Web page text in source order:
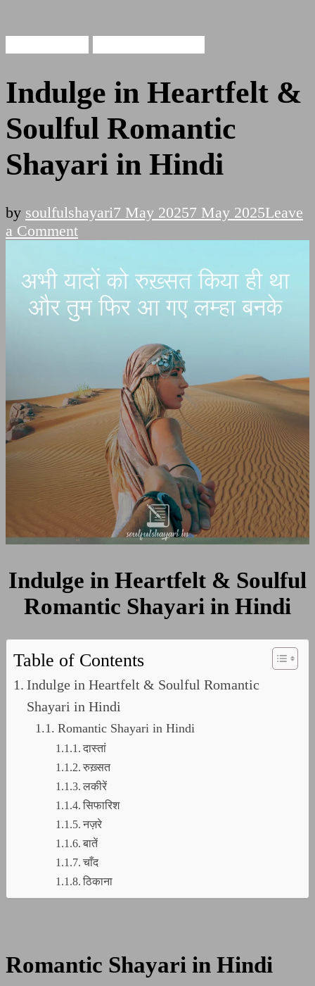
Indulge in Heartfelt &
Soulful Romantic
Shayari in Hindi
by soulfulshayari7 May 20257 May 2025Leave
a Commenton
Heartfelt
&
Soulful
Hindi
Indulge in Heartfelt & Soulful
Romantic Shayari in Hindi
Table of Contents
Indulge in Heartfelt & Soulful Romantic
Shayari in Hindi
Romantic Shayari in Hindi
दास्तां
रुख़्सत
लकीरें
सिफारिश
नज़रे
बातें
चाँद
ठिकाना
Romantic Shayari in Hindi